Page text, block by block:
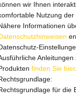
wir Ihnen
Nutzung
Informationen
finden Sie hier.
für die